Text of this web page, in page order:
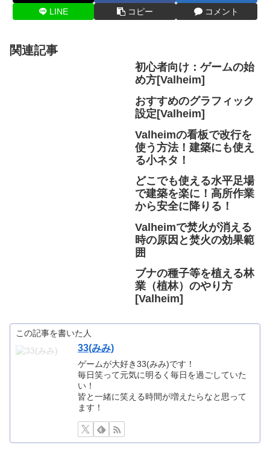
LINE
コピー コメント
関連記事
初心者向け：ゲームの始
め方[Valheim]
おすすめのグラフィック
設定[Valheim]
Valheimの看板で改行を
使う方法！建築にも使え
る小ネタ！
どこでも使える水平足場
で建築を楽に！高所作業
から安全に降りる！
Valheimで焚火が消える
時の原因と焚火の効果範
囲
ブナの種子等を植える林
業（植林）のやり方
[Valheim]
この記事を書いた人
33(みみ)
ゲームが大好き33(みみ)です！
毎日笑って元気に明るく毎日を過ごしていた
い！
皆と一緒に笑える時間が増えたらなと思って
ます！